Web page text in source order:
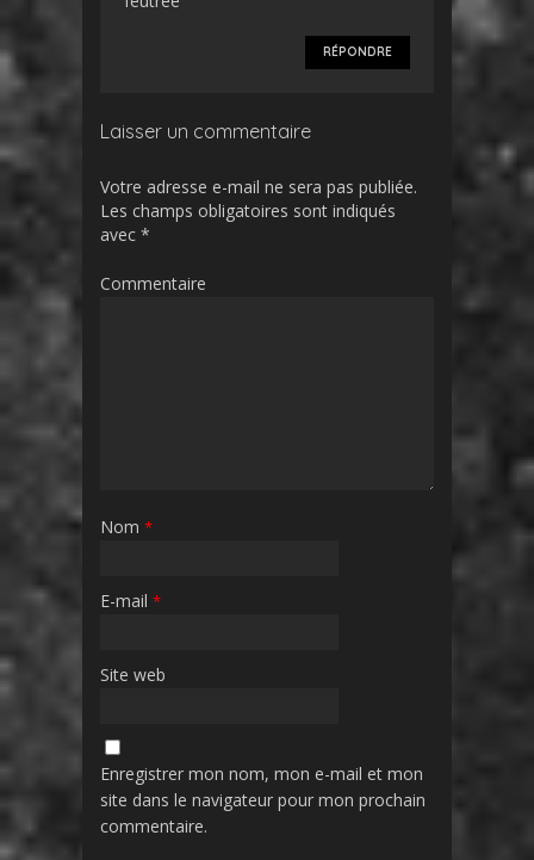
RÉPONDRE
Laisser un commentaire
Votre adresse e-mail ne sera pas publiée.
Les champs obligatoires sont indiqués
avec *
Commentaire
Nom *
E-mail *
Site web
Enregistrer mon nom, mon e-mail et mon
site dans le navigateur pour mon prochain
commentaire.